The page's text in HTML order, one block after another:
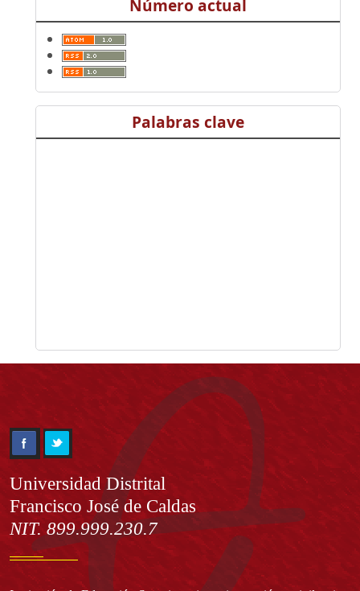
Número actual
Palabras clave
Información
Universidad Distrital
Francisco José de Caldas
NIT. 899.999.230.7